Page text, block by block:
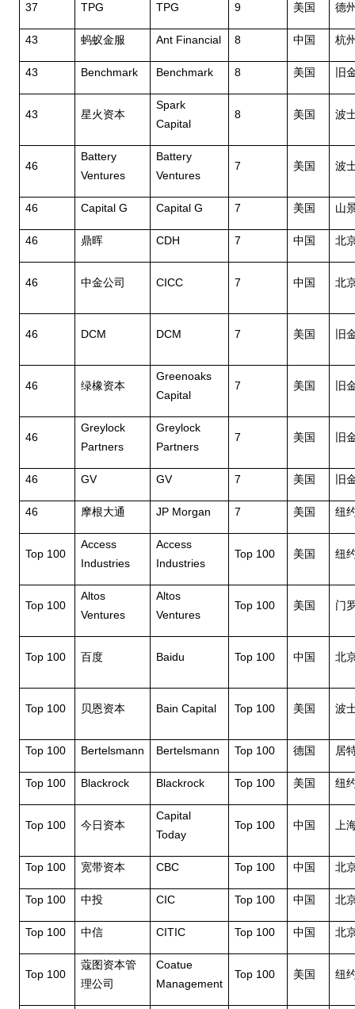
37 TPG TPG 9 美国 德
43 蚂蚁金服 Ant Financial 8 中国 杭
43 Benchmark Benchmark 8 美国 旧
43 星火资本
Spark
Capital
8 美国 波
46
Battery
Ventures
Battery
Ventures
7 美国 波
46 Capital G Capital G 7 美国 山
46 鼎晖 CDH 7 中国 北
46 中金公司 CICC 7 中国 北
46 DCM DCM 7 美国 旧
46 绿橡资本
Greenoaks
Capital
7 美国 旧
46
Greylock
Partners
Greylock
Partners
7 美国 旧
46 GV GV 7 美国 旧
46 摩根大通 JP Morgan 7 美国 纽
Top 100
Access
Industries
Access
Industries
Top 100 美国 纽
Top 100
Altos
Ventures
Altos
Ventures
Top 100 美国 门
Top 100 百度 Baidu Top 100 中国 北
Top 100 贝恩资本 Bain Capital Top 100 美国 波
Top 100 Bertelsmann Bertelsmann Top 100 德国 居
Top 100 Blackrock Blackrock Top 100 美国 纽
Top 100 今日资本
Capital
Today
Top 100 中国 上
Top 100 宽带资本 CBC Top 100 中国 北
Top 100 中投 CIC Top 100 中国 北
Top 100 中信 CITIC Top 100 中国 北
Top 100
蔻图资本管
理公司
Coatue
Management
Top 100 美国 纽